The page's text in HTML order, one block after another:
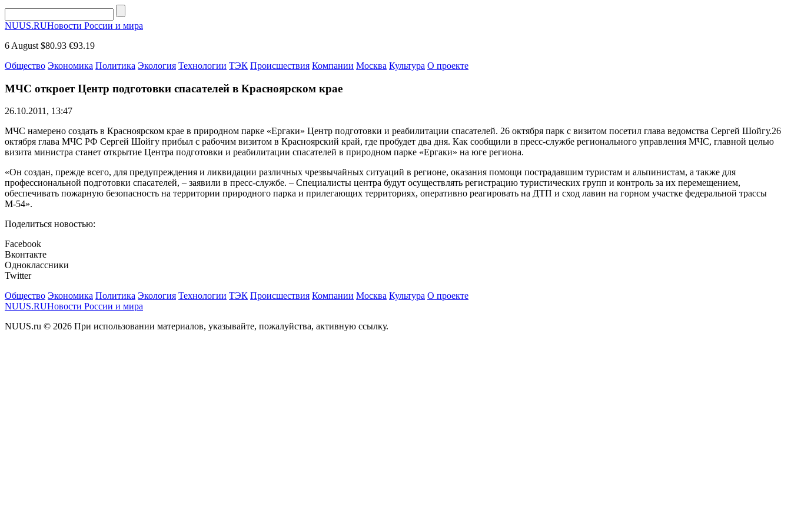
NUUS.RUНовости России и мира
6 August $80.93 €93.19
Общество Экономика Политика Экология Технологии ТЭК Происшествия Компании Москва Культура О проекте
МЧС откроет Центр подготовки спасателей в Красноярском крае
26.10.2011, 13:47
МЧС намерено создать в Красноярском крае в природном парке «Ергаки» Центр подготовки и реабилитации спасателей. 26 октября парк с визитом посетил глава ведомства Сергей Шойгу.26
октября глава МЧС РФ Сергей Шойгу прибыл с рабочим визитом в Красноярский край, где пробудет два дня. Как сообщили в пресс-службе регионального управления МЧС, главной целью
визита министра станет открытие Центра подготовки и реабилитации спасателей в природном парке «Ергаки» на юге региона.
«Он создан, прежде всего, для предупреждения и ликвидации различных чрезвычайных ситуаций в регионе, оказания помощи пострадавшим туристам и альпинистам, а также для
профессиональной подготовки спасателей, – заявили в пресс-службе. – Специалисты центра будут осуществлять регистрацию туристических групп и контроль за их перемещением,
обеспечивать пожарную безопасность на территории природного парка и прилегающих территориях, оперативно реагировать на ДТП и сход лавин на горном участке федеральной трассы
М-54».
Поделиться новостью:
Facebook
Вконтакте
Одноклассники
Twitter
Общество Экономика Политика Экология Технологии ТЭК Происшествия Компании Москва Культура О проекте
NUUS.RUНовости России и мира
NUUS.ru © 2026 При использовании материалов, указывайте, пожалуйства, активную ссылку.